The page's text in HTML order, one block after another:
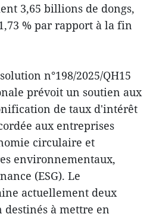
3,65 billions de dongs,
% par rapport à la fin
n°198/2025/QH15
prévoit un soutien aux
de taux d'intérêt
aux entreprises
circulaire et
environnementaux,
(ESG). Le
actuellement deux
à mettre en